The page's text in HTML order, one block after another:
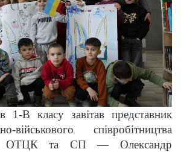
В класу завітав представник
військового співробітництва
ОТЦК та СП — Олександр